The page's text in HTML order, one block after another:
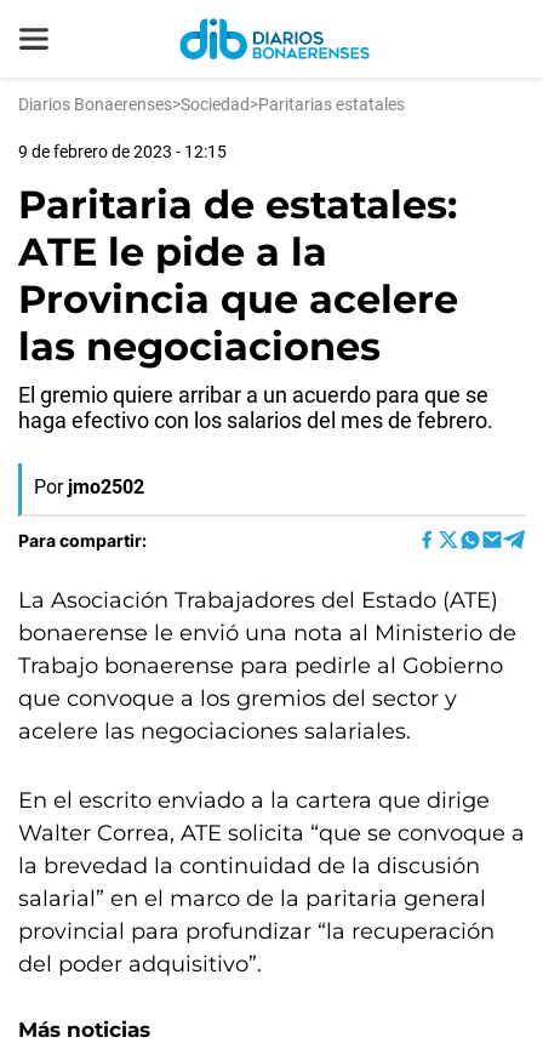
Diarios Bonaerenses>Sociedad>Paritarias estatales
9 de febrero de 2023 - 12:15
Paritaria de estatales:
ATE le pide a la
Provincia que acelere
las negociaciones
El gremio quiere arribar a un acuerdo para que se
haga efectivo con los salarios del mes de febrero.
Por jmo2502
Para compartir:
La Asociación Trabajadores del Estado (ATE)
bonaerense le envió una nota al Ministerio de
Trabajo bonaerense para pedirle al Gobierno
que convoque a los gremios del sector y
acelere las negociaciones salariales.
En el escrito enviado a la cartera que dirige
Walter Correa, ATE solicita “que se convoque a
la brevedad la continuidad de la discusión
salarial” en el marco de la paritaria general
provincial para profundizar “la recuperación
del poder adquisitivo”.
Más noticias